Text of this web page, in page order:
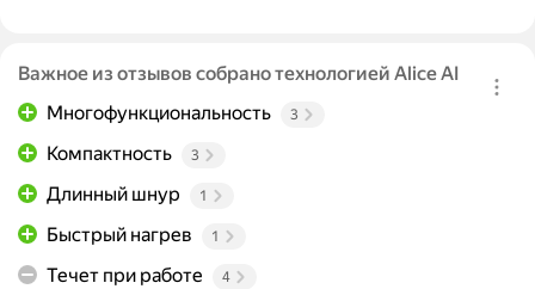
Важное из отзывов собрано технологией Alice AI
Многофункциональность
3
Компактность 3
Длинный шнур 1
Быстрый нагрев 1
Течет при работе 4